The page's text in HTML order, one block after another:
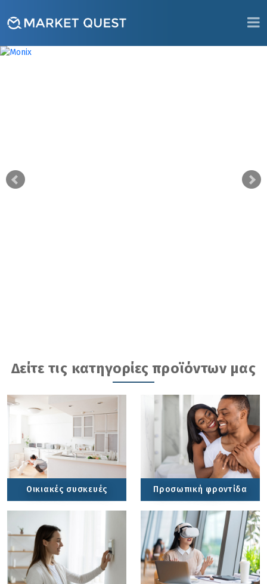
Δείτε τις κατηγορίες προϊόντων μας
Οικιακές συσκευές Προσωπική φροντίδα